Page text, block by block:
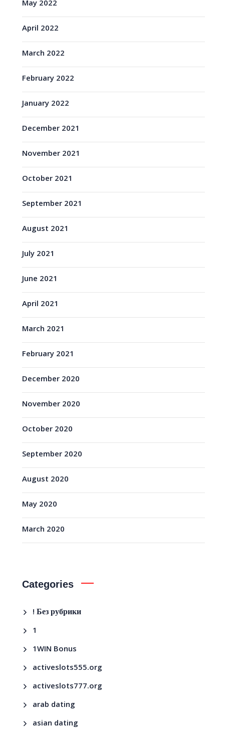
May 2022
April 2022
March 2022
February 2022
January 2022
December 2021
November 2021
October 2021
September 2021
August 2021
July 2021
June 2021
April 2021
March 2021
February 2021
December 2020
November 2020
October 2020
September 2020
August 2020
May 2020
March 2020
Categories
! Без рубрики
1
1WIN Bonus
activeslots555.org
activeslots777.org
arab dating
asian dating